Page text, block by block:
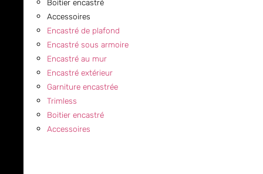
Boitier encastré
Accessoires
Encastré de plafond
Encastré sous armoire
Encastré au mur
Encastré extérieur
Garniture encastrée
Trimless
Boitier encastré
Accessoires